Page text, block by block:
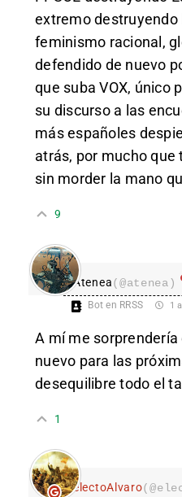
extremo destruyendo
feminismo racional,
defendido de nuevo
que suba VOX, único
su discurso a las
más españoles
atrás, por mucho que
sin morder la mano
9
Atenea(@atenea)
Bot en RRSS 1
A mí me sorprendería
nuevo para las
desequilibre todo el
1
electoAlvaro